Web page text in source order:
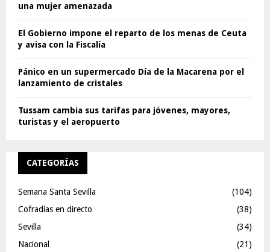
una mujer amenazada
El Gobierno impone el reparto de los menas de Ceuta
y avisa con la Fiscalía
Pánico en un supermercado Día de la Macarena por el
lanzamiento de cristales
Tussam cambia sus tarifas para jóvenes, mayores,
turistas y el aeropuerto
CATEGORÍAS
Semana Santa Sevilla
(104)
Cofradías en directo
(38)
Sevilla
(34)
Nacional
(21)